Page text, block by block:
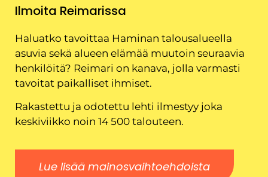
Ilmoita Reimarissa
Haluatko tavoittaa Haminan talousalueella
asuvia sekä alueen elämää muutoin seuraavia
henkilöitä? Reimari on kanava, jolla varmasti
tavoitat paikalliset ihmiset.
Rakastettu ja odotettu lehti ilmestyy joka
keskiviikko noin 14 500 talouteen.
Lue lisää mainosvaihtoehdoista